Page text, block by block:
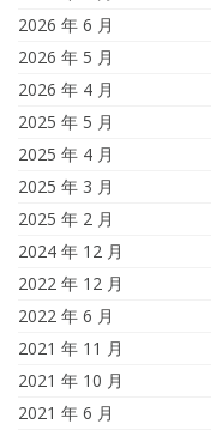
2026 年 6 月
2026 年 5 月
2026 年 4 月
2025 年 5 月
2025 年 4 月
2025 年 3 月
2025 年 2 月
2024 年 12 月
2022 年 12 月
2022 年 6 月
2021 年 11 月
2021 年 10 月
2021 年 6 月